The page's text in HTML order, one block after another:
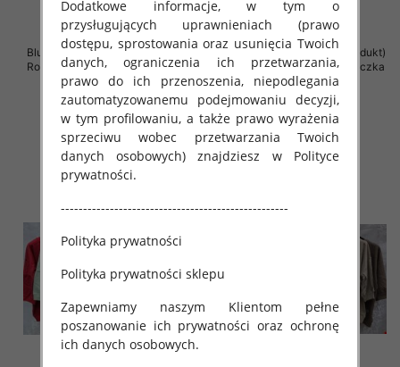
Bluzki damskie ( Turecki produkt)
Roz Standard , Mix Kolor .Paczka
12 szt
42.00 zł
szczegóły
Bluzki damskie ( Turecki produkt)
Roz Standard , Mix Kolor .Paczka
12 szt
42.00 zł
szczegóły
Dodatkowe informacje, w tym o
przysługujących uprawnieniach (prawo
dostępu, sprostowania oraz usunięcia Twoich
danych, ograniczenia ich przetwarzania,
prawo do ich przenoszenia, niepodlegania
zautomatyzowanemu podejmowaniu decyzji,
w tym profilowaniu, a także prawo wyrażenia
sprzeciwu wobec przetwarzania Twoich
danych osobowych) znajdziesz w Polityce
prywatności.
---------------------------------------------------
Polityka prywatności
Polityka prywatności sklepu
Zapewniamy naszym Klientom pełne
poszanowanie ich prywatności oraz ochronę
ich danych osobowych.